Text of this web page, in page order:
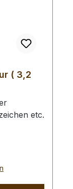
( 3,2
etc.
ist